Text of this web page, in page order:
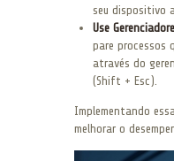
seu dispositivo
Use
pare processos
através do
(Shift + Esc).
Implementando
melhorar o